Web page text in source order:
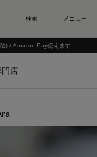
) / Amazon Pay使えます
店